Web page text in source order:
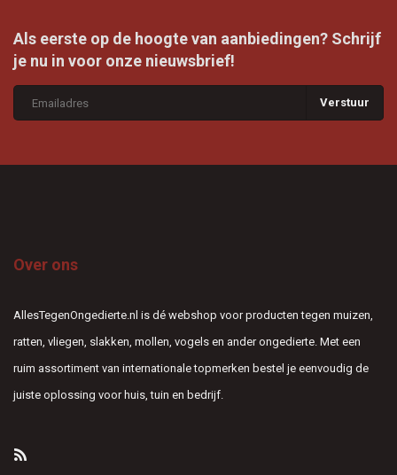
Als eerste op de hoogte van aanbiedingen? Schrijf
je nu in voor onze nieuwsbrief!
Verstuur
Over ons
AllesTegenOngedierte.nl is dé webshop voor producten tegen muizen,
ratten, vliegen, slakken, mollen, vogels en ander ongedierte. Met een
ruim assortiment van internationale topmerken bestel je eenvoudig de
juiste oplossing voor huis, tuin en bedrijf.